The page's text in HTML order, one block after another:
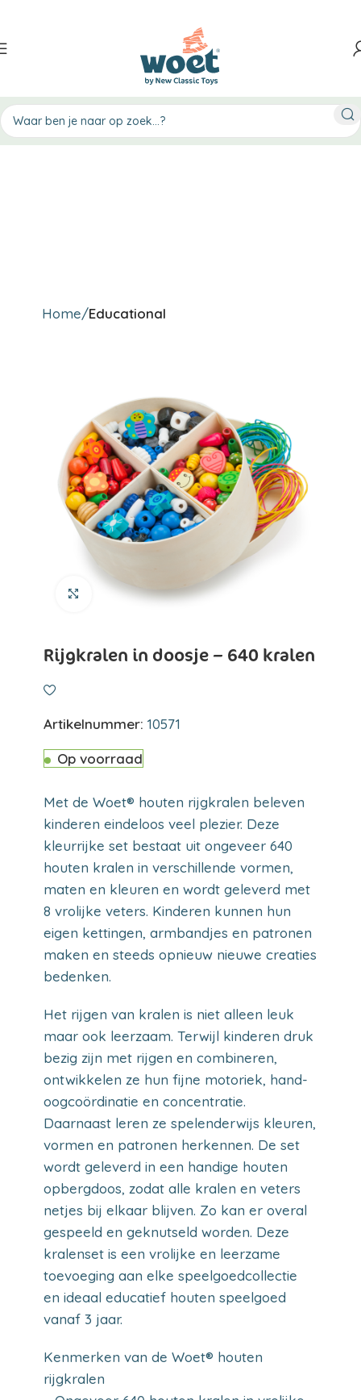
Home Educational
Klik om te vergroten
Rijgkralen in doosje – 640 kralen
Artikelnummer:10571
Op voorraad
Met de Woet® houten rijgkralen beleven
kinderen eindeloos veel plezier. Deze
kleurrijke set bestaat uit ongeveer 640
houten kralen in verschillende vormen,
maten en kleuren en wordt geleverd met
8 vrolijke veters. Kinderen kunnen hun
eigen kettingen, armbandjes en patronen
maken en steeds opnieuw nieuwe creaties
bedenken.
Het rijgen van kralen is niet alleen leuk
maar ook leerzaam. Terwijl kinderen druk
bezig zijn met rijgen en combineren,
ontwikkelen ze hun fijne motoriek, hand-
oogcoördinatie en concentratie.
Daarnaast leren ze spelenderwijs kleuren,
vormen en patronen herkennen. De set
wordt geleverd in een handige houten
opbergdoos, zodat alle kralen en veters
netjes bij elkaar blijven. Zo kan er overal
gespeeld en geknutseld worden. Deze
kralenset is een vrolijke en leerzame
toevoeging aan elke speelgoedcollectie
en ideaal educatief houten speelgoed
vanaf 3 jaar.
Kenmerken van de Woet® houten
rijgkralen